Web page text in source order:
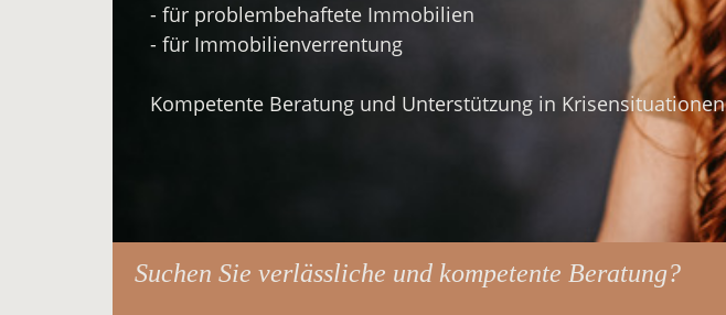
- für problembehaftete Immobilien
- für Immobilienverrentung
Kompetente Beratung und Unterstützung in Krisensituationen
Suchen Sie verlässliche und kompetente Beratung?